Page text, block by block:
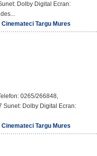
Dolby Digital Ecran:
Cinemateci Targu Mures
0265/266848,
Sunet: Dolby Digital Ecran:
Cinemateci Targu Mures